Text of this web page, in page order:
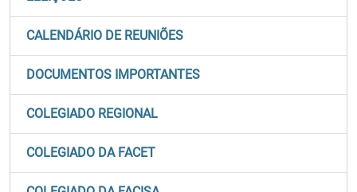
CALENDÁRIO DE REUNIÕES
DOCUMENTOS IMPORTANTES
COLEGIADO REGIONAL
COLEGIADO DA FACET